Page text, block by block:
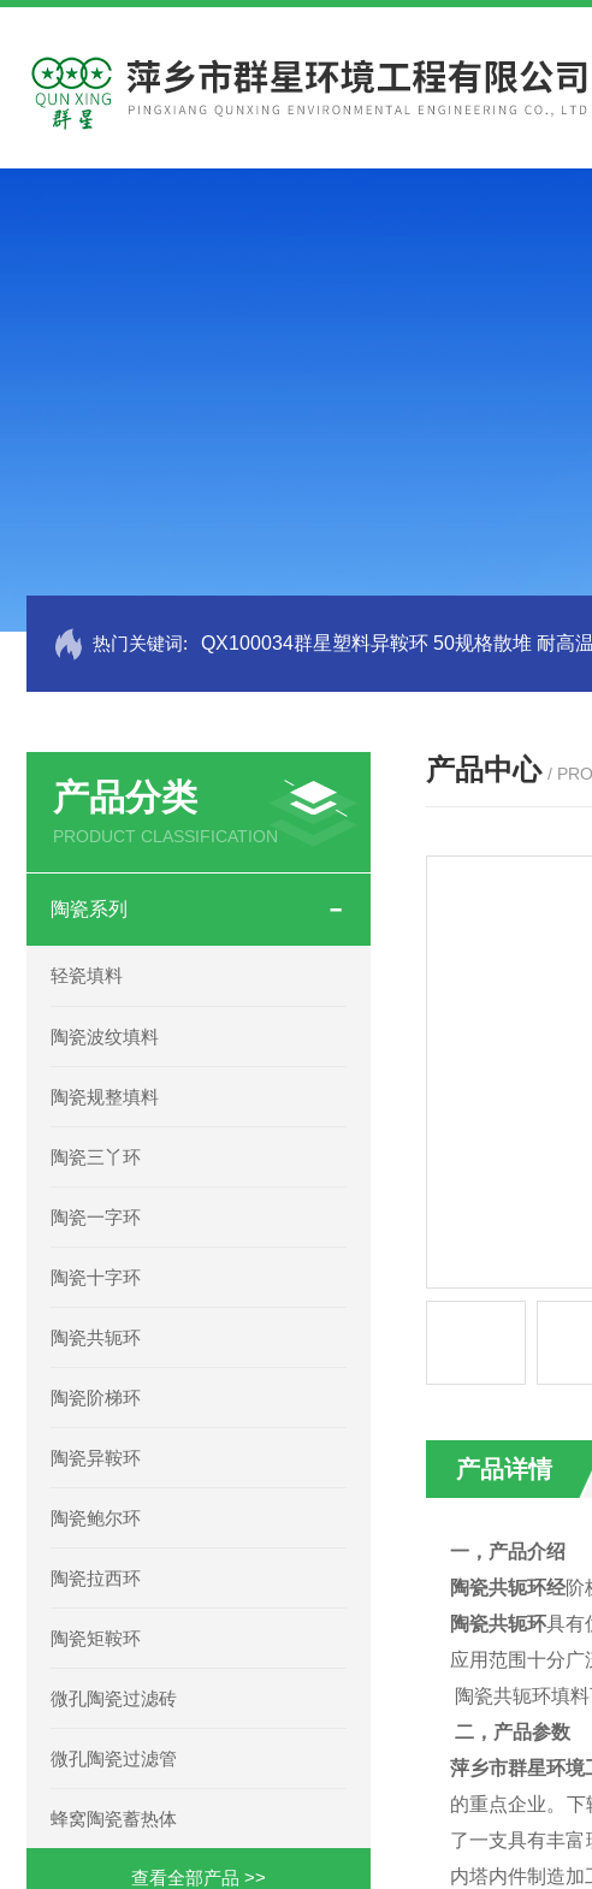
热门关键词: QX100034群星塑料异鞍环 50规格散堆 耐高温
产品分类
PRODUCT CLASSIFICATION
陶瓷系列
轻瓷填料
陶瓷波纹填料
陶瓷规整填料
陶瓷三丫环
陶瓷一字环
陶瓷十字环
陶瓷共轭环
陶瓷阶梯环
陶瓷异鞍环
陶瓷鲍尔环
陶瓷拉西环
陶瓷矩鞍环
微孔陶瓷过滤砖
微孔陶瓷过滤管
蜂窝陶瓷蓄热体
查看全部产品 >>
产品中心 /
产品详情
一，产品介绍
陶瓷共轭环经阶
陶瓷共轭环具有
应用范围十分广
陶瓷共轭环填
二，产品参数
萍乡市群星环境
的重点企业。
了一支具有丰
内塔内件制造加